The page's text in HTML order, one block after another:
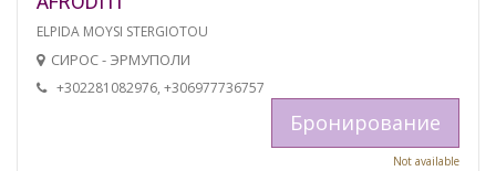
ELPIDA MOYSI STERGIOTOU
СИРОС - ЭРМУПОЛИ
+302281082976, +306977736757
Бронирование
Not available